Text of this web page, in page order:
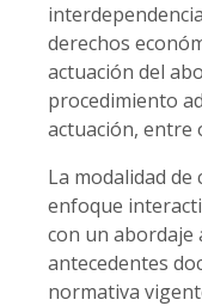
derechos
actuación del
procedimiento
actuación, entre
La modalidad de
enfoque
con un abordaje
antecedentes
normativa